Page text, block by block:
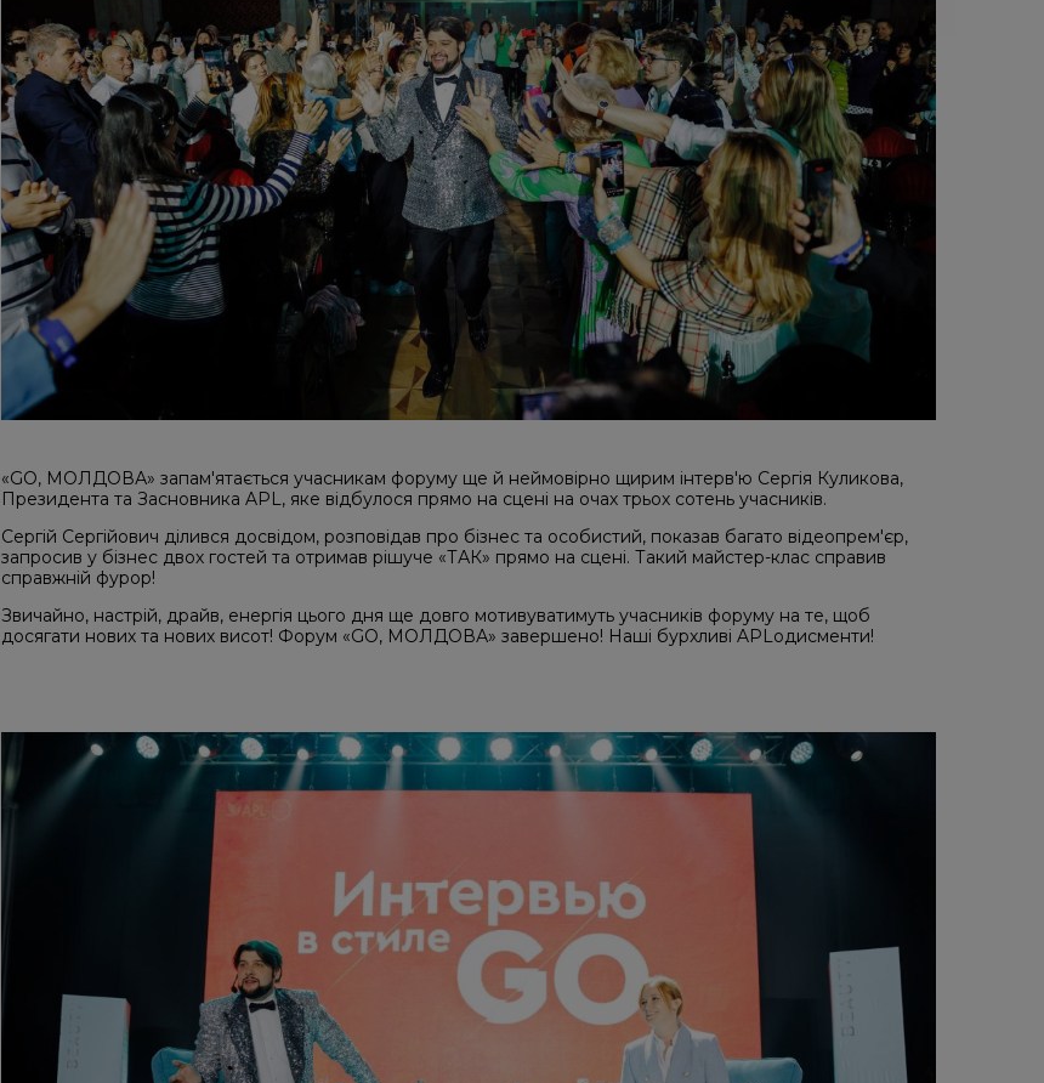
«GO, МОЛДОВА» запам'ятається учасникам форуму ще й неймовірно щирим інтерв'ю Сергія Куликова,
Президента та Засновника APL, яке відбулося прямо на сцені на очах трьох сотень учасників.
Сергій Сергійович ділився досвідом, розповідав про бізнес та особистий, показав багато відеопрем'єр,
запросив у бізнес двох гостей та отримав рішуче «ТАК» прямо на сцені. Такий майстер-клас справив
справжній фурор!
Звичайно, настрій, драйв, енергія цього дня ще довго мотивуватимуть учасників форуму на те, щоб
досягати нових та нових висот! Форум «GO, МОЛДОВА» завершено! Наші бурхливі APLодисменти!